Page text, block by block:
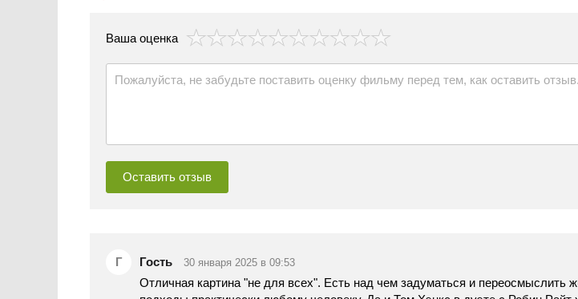
Ваша оценка
Гость 30 января 2025 в 09:53
Отличная картина "не для всех". Есть над чем задуматься и переосмыслить